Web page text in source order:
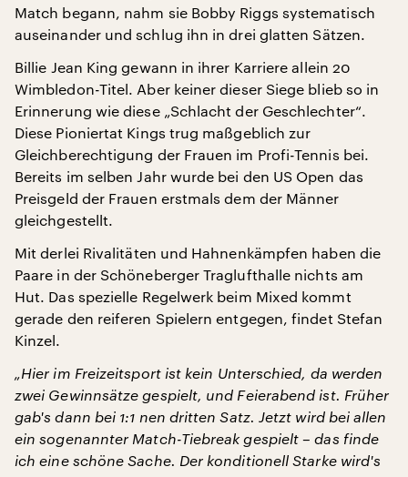
Match begann, nahm sie Bobby Riggs systematisch
auseinander und schlug ihn in drei glatten Sätzen.
Billie Jean King gewann in ihrer Karriere allein 20
Wimbledon-Titel. Aber keiner dieser Siege blieb so in
Erinnerung wie diese „Schlacht der Geschlechter“.
Diese Pioniertat Kings trug maßgeblich zur
Gleichberechtigung der Frauen im Profi-Tennis bei.
Bereits im selben Jahr wurde bei den US Open das
Preisgeld der Frauen erstmals dem der Männer
gleichgestellt.
Mit derlei Rivalitäten und Hahnenkämpfen haben die
Paare in der Schöneberger Traglufthalle nichts am
Hut. Das spezielle Regelwerk beim Mixed kommt
gerade den reiferen Spielern entgegen, findet Stefan
Kinzel.
„Hier im Freizeitsport ist kein Unterschied, da werden
zwei Gewinnsätze gespielt, und Feierabend ist. Früher
gab's dann bei 1:1 nen dritten Satz. Jetzt wird bei allen
ein sogenannter Match-Tiebreak gespielt – das finde
ich eine schöne Sache. Der konditionell Starke wird's